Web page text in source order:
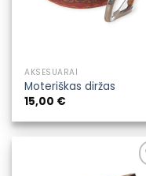
AKSESUARAI
Moteriškas diržas
15,00 €